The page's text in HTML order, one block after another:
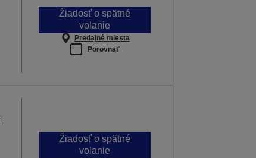
Žiadosť o spätné
volanie
Predajné miesta
Porovnať
Žiadosť o spätné
volanie